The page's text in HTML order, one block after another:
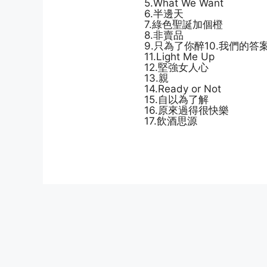
5.What We Want
6.半邊天
7.綠色聖誕加個橙
8.非賣品
9.只為了你醉10.我們的答
11.Light Me Up
12.堅強女人心
13.親
14.Ready or Not
15.自以為了解
16.原來過得很快樂
17.飲酒思源